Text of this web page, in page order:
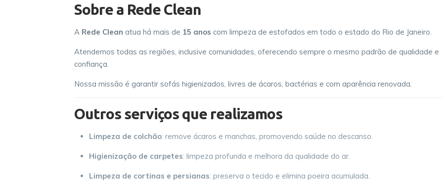
Sobre a Rede Clean
A Rede Clean atua há mais de 15 anos com limpeza de estofados em todo o estado do Rio de Janeiro.
Atendemos todas as regiões, inclusive comunidades, oferecendo sempre o mesmo padrão de qualidade e
confiança.
Nossa missão é garantir sofás higienizados, livres de ácaros, bactérias e com aparência renovada.
Outros serviços que realizamos
Limpeza de colchão: remove ácaros e manchas, promovendo saúde no descanso.
Higienização de carpetes: limpeza profunda e melhora da qualidade do ar.
Limpeza de cortinas e persianas: preserva o tecido e elimina poeira acumulada.